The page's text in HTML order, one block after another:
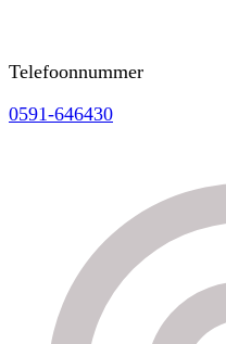
Telefoonnummer
0591-646430